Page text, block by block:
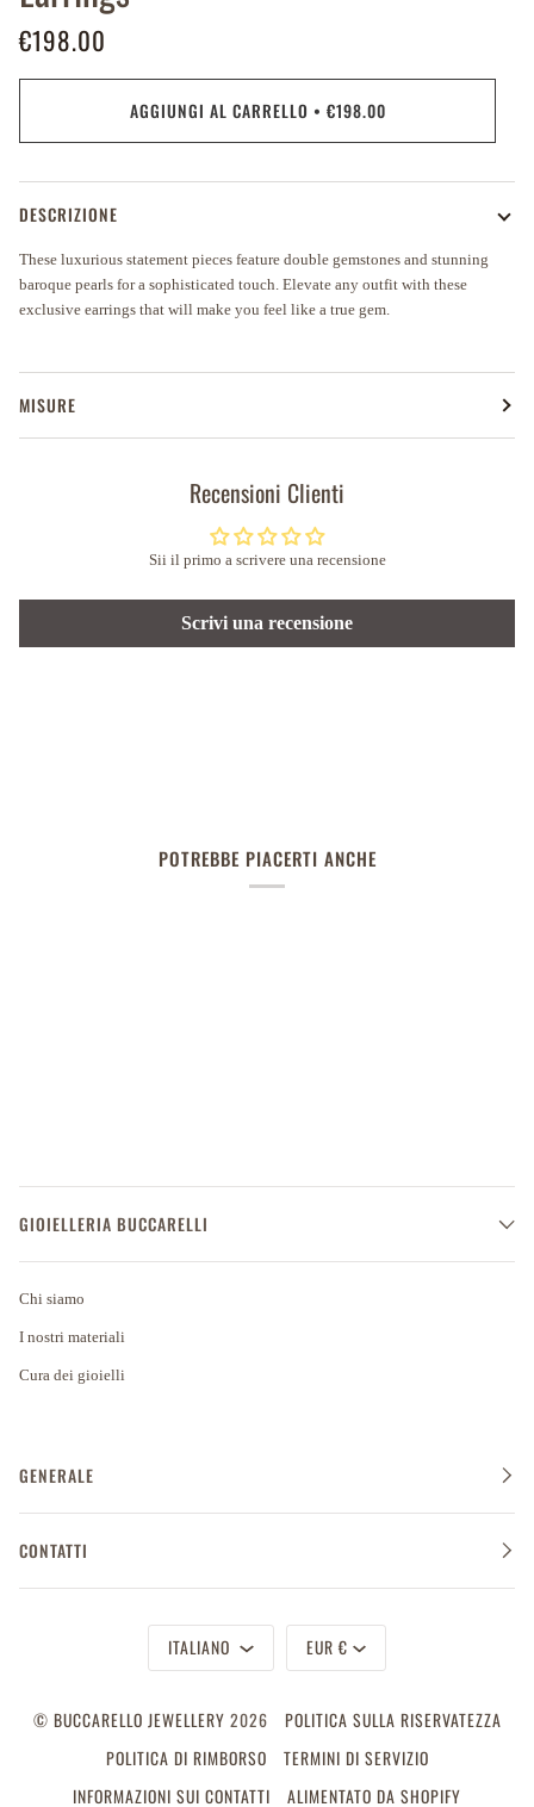
€198.00
AGGIUNGI AL CARRELLO • €198.00
DESCRIZIONE
These luxurious statement pieces feature double gemstones and stunning
baroque pearls for a sophisticated touch. Elevate any outfit with these
exclusive earrings that will make you feel like a true gem.
MISURE
Recensioni Clienti
Sii il primo a scrivere una recensione
Scrivi una recensione
POTREBBE PIACERTI ANCHE
GIOIELLERIA BUCCARELLI
Chi siamo
I nostri materiali
Cura dei gioielli
GENERALE
CONTATTI
Lingua
ITALIANO Valuta
EUR €
© BUCCARELLO JEWELLERY 2026
POLITICA SULLA RISERVATEZZA
POLITICA DI RIMBORSO
TERMINI DI SERVIZIO
INFORMAZIONI SUI CONTATTI
ALIMENTATO DA SHOPIFY